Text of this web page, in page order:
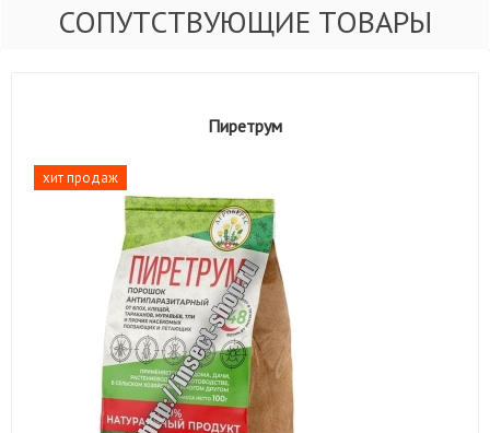
СОПУТСТВУЮЩИЕ ТОВАРЫ
Пиретрум
хит продаж